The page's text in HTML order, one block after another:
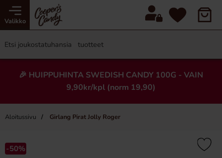
Valikko
🎉 HUIPPUHINTA SWEDISH CANDY 100G - VAIN
9,90kr/kpl (norm 19,90)
Aloitussivu Girlang Pirat Jolly Roger
×
-50%